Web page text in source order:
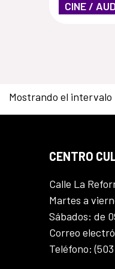
CINE /
Mostrando el intervalo
CENTRO
Calle La
Martes a
Sábados: de
Correo
Teléfono: